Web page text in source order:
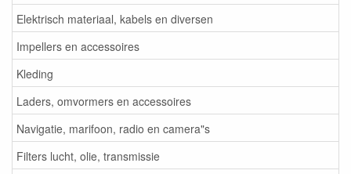
Elektrisch materiaal, kabels en diversen
Impellers en accessoires
Kleding
Laders, omvormers en accessoires
Navigatie, marifoon, radio en camera"s
Filters lucht, olie, transmissie